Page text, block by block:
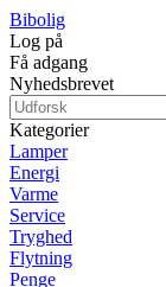
Bibolig
Log på
Få adgang
Nyhedsbrevet
Kategorier
Lamper
Energi
Varme
Service
Tryghed
Flytning
Penge